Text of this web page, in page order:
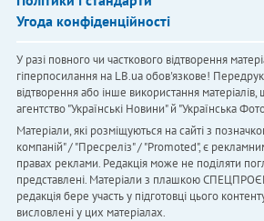
Угода конфіденційності
У разі повного чи часткового відтворення
гіперпосилання на LB.ua обов'язкове!
відтворення або інше використання
агентство "Українськi Новини" й "Українська
Матеріали, які розміщуються на сайті з
компаній" / "Пресреліз" / "Promoted", є
правах реклами. Редакція може не поділяти
представлені. Матеріали з плашкою
редакція бере участь у підготовці цього
висловлені у цих матеріалах.